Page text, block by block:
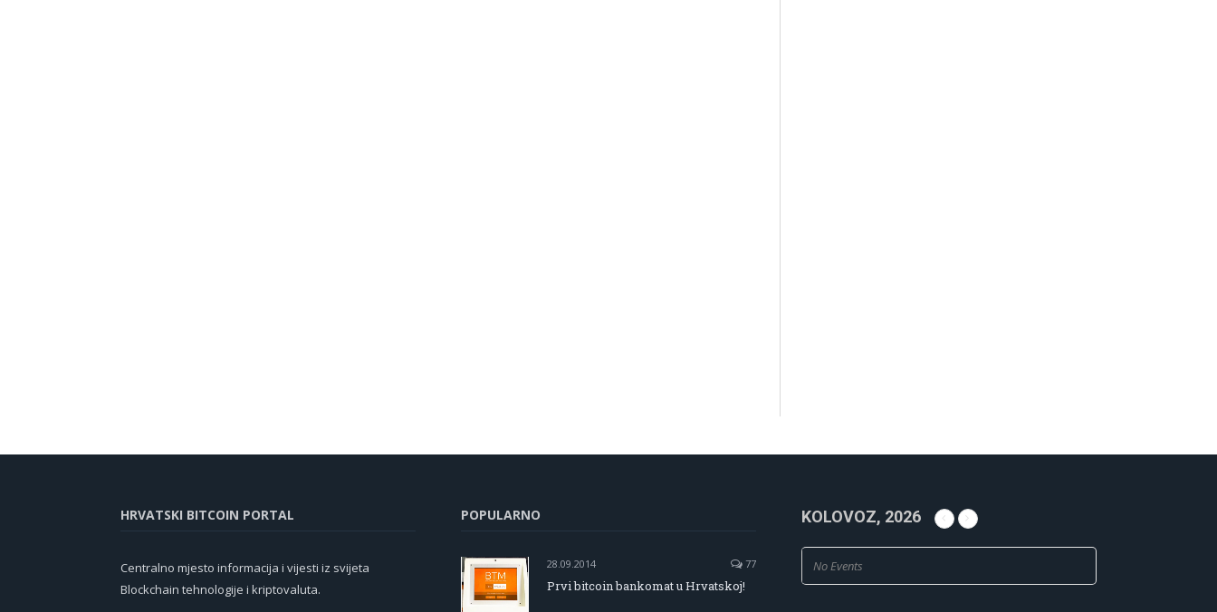
HRVATSKI BITCOIN PORTAL
Centralno mjesto informacija i vijesti iz svijeta
Blockchain tehnologije i kriptovaluta.
POPULARNO
28.09.2014 77
Prvi bitcoin bankomat u Hrvatskoj!
KOLOVOZ, 2026
No Events